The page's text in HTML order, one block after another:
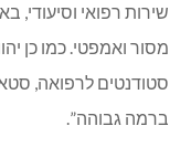
שירות רפואי וסיעודי,
מסור ואמפטי. כמו כן
סטודנטים לרפואה,
ברמה גבוהה”.